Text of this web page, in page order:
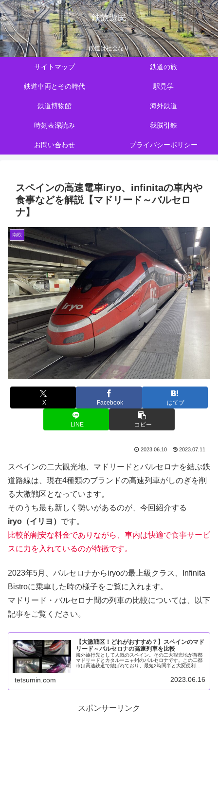
鉄旅遊民
鉄道は社会なり
サイトマップ 鉄道の旅
鉄道車両とその時代 駅見学
鉄道博物館 海外鉄道
時刻表深読み 我脳引鉄
お問い合わせ プライバシーポリシー
スペインの高速電車iryo、infinitaの車内や
食事などを解説【マドリード～バルセロ
ナ】
南欧
X Facebook はてブ
LINE コピー
2023.06.10 2023.07.11
スペインの二大観光地、マドリードとバルセロナを結ぶ鉄
道路線は、現在4種類のブランドの高速列車がしのぎを削
る大激戦区となっています。
そのうち最も新しく勢いがあるのが、今回紹介する
iryo（イリヨ） です。
比較的割安な料金でありながら、車内は快適で食事サービ
スに力を入れているのが特徴です。
2023年5月、バルセロナからiryoの最上級クラス、Infinita
Bistroに乗車した時の様子をご覧に入れます。
マドリード・バルセロナ間の列車の比較については、以下
記事をご覧ください。
【大激戦区！どれがおすすめ？】スペインのマド
リード～バルセロナの高速列車を比較
海外旅行先として人気のスペイン。その二大観光地が首都
マドリードとカタルーニャ州のバルセロナです。この二都
市は高速鉄道で結ばれており、最短2時間半と大変便利に
tetsumin.com 2023.06.16
スポンサーリンク